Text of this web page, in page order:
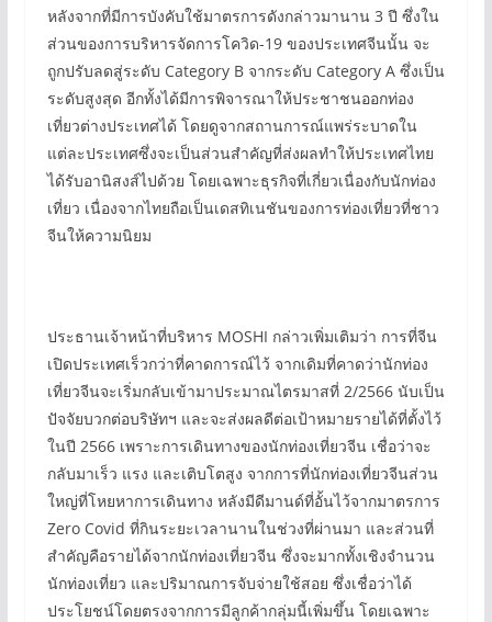
หลังจากที่มีการบังคับใช้มาตรการดังกล่าวมานาน 3 ปี ซึ่งใน
ส่วนของการบริหารจัดการโควิด-19 ของประเทศจีนนั้น จะ
ถูกปรับลดสู่ระดับ Category B จากระดับ Category A ซึ่งเป็น
ระดับสูงสุด อีกทั้งได้มีการพิจารณาให้ประชาชนออกท่อง
เที่ยวต่างประเทศได้ โดยดูจากสถานการณ์แพร่ระบาดใน
แต่ละประเทศซึ่งจะเป็นส่วนสำคัญที่ส่งผลทำให้ประเทศไทย
ได้รับอานิสงส์ไปด้วย โดยเฉพาะธุรกิจที่เกี่ยวเนื่องกับนักท่อง
เที่ยว เนื่องจากไทยถือเป็นเดสทิเนชันของการท่องเที่ยวที่ชาว
จีนให้ความนิยม
ประธานเจ้าหน้าที่บริหาร MOSHI กล่าวเพิ่มเติมว่า การที่จีน
เปิดประเทศเร็วกว่าที่คาดการณ์ไว้ จากเดิมที่คาดว่านักท่อง
เที่ยวจีนจะเริ่มกลับเข้ามาประมาณไตรมาสที่ 2/2566 นับเป็น
ปัจจัยบวกต่อบริษัทฯ และจะส่งผลดีต่อเป้าหมายรายได้ที่ตั้งไว้
ในปี 2566 เพราะการเดินทางของนักท่องเที่ยวจีน เชื่อว่าจะ
กลับมาเร็ว แรง และเติบโตสูง จากการที่นักท่องเที่ยวจีนส่วน
ใหญ่ที่โหยหาการเดินทาง หลังมีดีมานด์ที่อั้นไว้จากมาตรการ
Zero Covid ที่กินระยะเวลานานในช่วงที่ผ่านมา และส่วนที่
สำคัญคือรายได้จากนักท่องเที่ยวจีน ซึ่งจะมากทั้งเชิงจำนวน
นักท่องเที่ยว และปริมาณการจับจ่ายใช้สอย ซึ่งเชื่อว่าได้
ประโยชน์โดยตรงจากการมีลูกค้ากลุ่มนี้เพิ่มขึ้น โดยเฉพาะ